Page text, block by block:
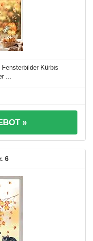
Kürbis
...
»
6